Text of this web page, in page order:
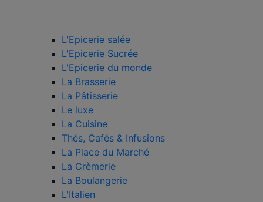
L'Epicerie salée
L'Epicerie Sucrée
L'Epicerie du monde
La Brasserie
La Pâtisserie
Le luxe
La Cuisine
Thés, Cafés & Infusions
La Place du Marché
La Crèmerie
La Boulangerie
L'Italien